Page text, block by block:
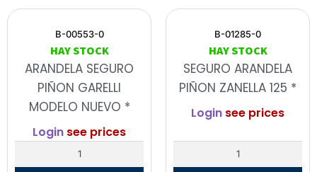
B-00553-0
HAY STOCK
ARANDELA SEGURO
PIÑON GARELLI
MODELO NUEVO *
Login see prices
B-01285-0
HAY STOCK
SEGURO ARANDELA
PIÑON ZANELLA 125 *
Login see prices